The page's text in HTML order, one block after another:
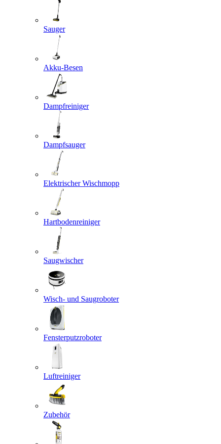
Sauger
Akku-Besen
Dampfreiniger
Dampfsauger
Elektrischer Wischmopp
Hartbodenreiniger
Saugwischer
Wisch- und Saugroboter
Fensterputzroboter
Luftreiniger
Zubehör